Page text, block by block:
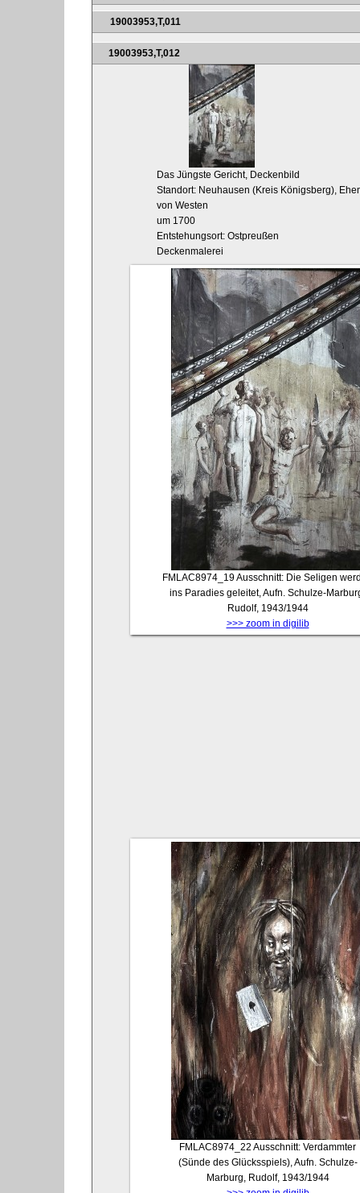
19003953,T,011
19003953,T,012
Das Jüngste Gericht, Deckenbild
Standort: Neuhausen (Kreis Königsberg),
von Westen
um 1700
Entstehungsort: Ostpreußen
Deckenmalerei
FMLAC8974_19Ausschnitt: Die Seligen
ins Paradies geleitet, Aufn. Schulze-
Rudolf, 1943/1944
>>> zoom in digilib
FMLAC8974_22 Ausschnitt: Verdammter
(Sünde des Glücksspiels), Aufn. Schulze-
Marburg, Rudolf, 1943/1944